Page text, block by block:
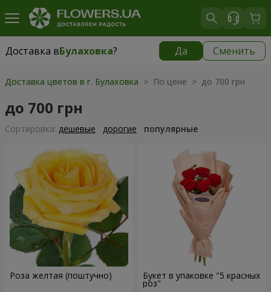
Доставка вБулаховка? Да Сменить
Доставка вБулаховка|
Доставка цветов в г. Булаховка > По цене > до 700 грн
до 700 грн
Cортировка: дешевые дорогие популярные
Роза желтая (поштучно) Букет в упаковке "5 красных
роз"